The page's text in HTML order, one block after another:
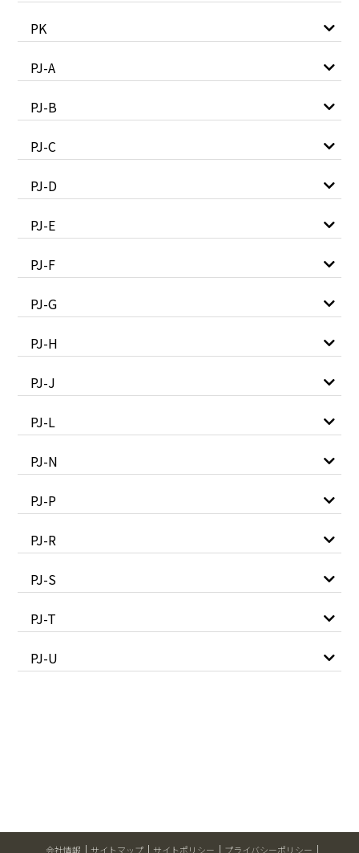
PK
PJ-A
PJ-B
PJ-C
PJ-D
PJ-E
PJ-F
PJ-G
PJ-H
PJ-J
PJ-L
PJ-N
PJ-P
PJ-R
PJ-S
PJ-T
PJ-U
会社情報 サイトマップ サイトポリシー プライバシーポリシー